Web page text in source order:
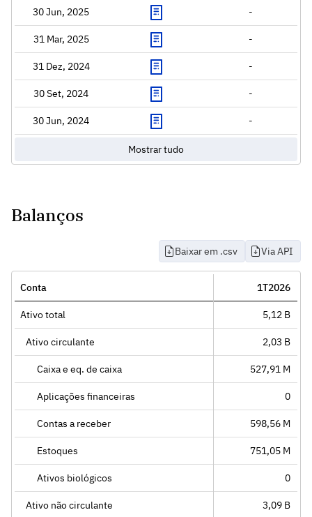
30 Jun, 2025 -
31 Mar, 2025 -
31 Dez, 2024 -
30 Set, 2024 -
30 Jun, 2024 -
Mostrar tudo
Balanços
Baixar em .csv Via API
Conta 1T2026
Ativo total 5,12 B
Ativo circulante 2,03 B
Caixa e eq. de caixa 527,91 M
Aplicações financeiras 0
Contas a receber 598,56 M
Estoques 751,05 M
Ativos biológicos 0
Ativo não circulante 3,09 B